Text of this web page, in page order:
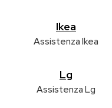
Ikea
Assistenza Ikea
Lg
Assistenza Lg